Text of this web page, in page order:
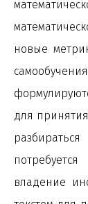
новые
для
владение